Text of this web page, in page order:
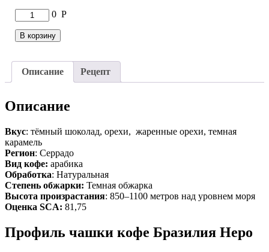
Количество
товара
Кофе
0 Р
В корзину
Описание Рецепт
Описание
Вкус: тёмный шоколад, орехи, жаренные орехи, темная
карамель
Регион: Серрадо
Вид кофе: арабика
Обработка: Натуральная
Степень обжарки: Темная обжарка
Высота произрастания: 850–1100 метров над уровнем моря
Оценка SCA: 81,75
Профиль чашки кофе Бразилия Неро